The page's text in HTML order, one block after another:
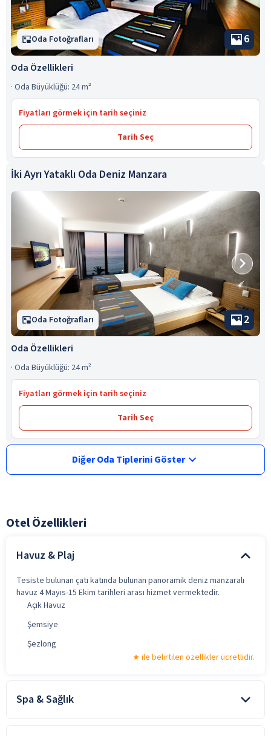
Oda Fotoğrafları 6
Oda Özellikleri
· Oda Büyüklüğü: 24 m²
Fiyatları görmek için tarih seçiniz
Tarih Seç
İki Ayrı Yataklı Oda Deniz Manzara
Oda Fotoğrafları 2
Oda Özellikleri
· Oda Büyüklüğü: 24 m²
Fiyatları görmek için tarih seçiniz
Tarih Seç
Diğer Oda Tiplerini Göster
Otel Özellikleri
Havuz & Plaj
Tesiste bulunan çatı katında bulunan panoramik deniz manzaralı
havuz 4 Mayıs-15 Ekim tarihleri arası hizmet vermektedir.
Açık Havuz
Şemsiye
Şezlong
ile belirtilen özellikler ücretlidir.
Spa & Sağlık